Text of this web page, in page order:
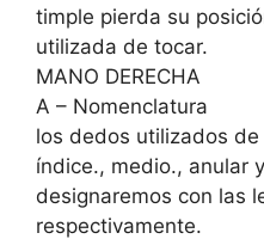
timple pierda su
utilizada de tocar.
MANO DERECHA
A – Nomenclatura
los dedos utilizados
índice., medio., anular
designaremos con las
respectivamente.